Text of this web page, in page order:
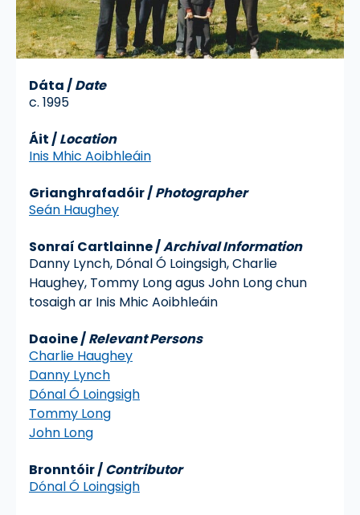
Dáta/Date
c. 1995
Áit/Location
Inis Mhic Aoibhleáin
Grianghrafadóir/Photographer
Seán Haughey
Sonraí Cartlainne/Archival Information
Danny Lynch, Dónal Ó Loingsigh, Charlie
Haughey, Tommy Long agus John Long chun
tosaigh ar Inis Mhic Aoibhleáin
Daoine /Relevant Persons
Charlie Haughey
Danny Lynch
Dónal Ó Loingsigh
Tommy Long
John Long
Bronntóir /Contributor
Dónal Ó Loingsigh